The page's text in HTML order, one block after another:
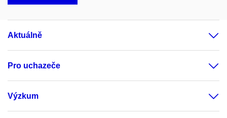
Aktuálně
Pro uchazeče
Výzkum